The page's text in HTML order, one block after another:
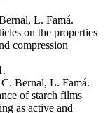
L. Famá.
on the properties
compression
Bernal, L. Famá.
of starch films
as active and